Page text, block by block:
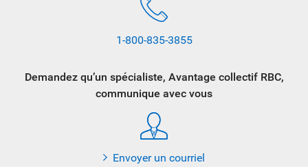
1-800-835-3855
Demandez qu’un spécialiste, Avantage collectif RBC,
communique avec vous
Envoyer un courriel